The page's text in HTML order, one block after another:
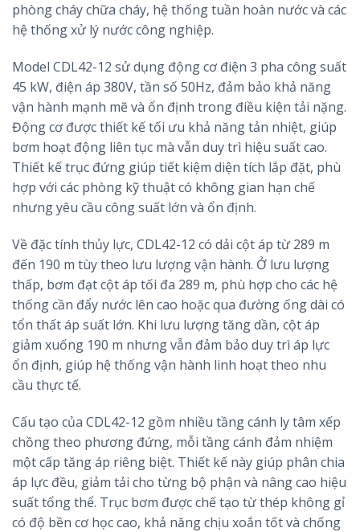
phòng cháy chữa cháy, hệ thống tuần hoàn nước và các
hệ thống xử lý nước công nghiệp.
Model CDL42-12 sử dụng động cơ điện 3 pha công suất
45 kW, điện áp 380V, tần số 50Hz, đảm bảo khả năng
vận hành mạnh mẽ và ổn định trong điều kiện tải nặng.
Động cơ được thiết kế tối ưu khả năng tản nhiệt, giúp
bơm hoạt động liên tục mà vẫn duy trì hiệu suất cao.
Thiết kế trục đứng giúp tiết kiệm diện tích lắp đặt, phù
hợp với các phòng kỹ thuật có không gian hạn chế
nhưng yêu cầu công suất lớn và ổn định.
Về đặc tính thủy lực, CDL42-12 có dải cột áp từ 289 m
đến 190 m tùy theo lưu lượng vận hành. Ở lưu lượng
thấp, bơm đạt cột áp tối đa 289 m, phù hợp cho các hệ
thống cần đẩy nước lên cao hoặc qua đường ống dài có
tổn thất áp suất lớn. Khi lưu lượng tăng dần, cột áp
giảm xuống 190 m nhưng vẫn đảm bảo duy trì áp lực
ổn định, giúp hệ thống vận hành linh hoạt theo nhu
cầu thực tế.
Cấu tạo của CDL42-12 gồm nhiều tầng cánh ly tâm xếp
chồng theo phương đứng, mỗi tầng cánh đảm nhiệm
một cấp tăng áp riêng biệt. Thiết kế này giúp phân chia
áp lực đều, giảm tải cho từng bộ phận và nâng cao hiệu
suất tổng thể. Trục bơm được chế tạo từ thép không gỉ
có độ bền cơ học cao, khả năng chịu xoắn tốt và chống